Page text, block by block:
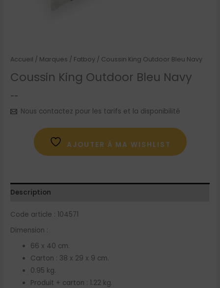
Accueil / Marques / Fatboy / Coussin King Outdoor Bleu Navy
Coussin King Outdoor Bleu Navy
--
Nous contactez pour les tarifs et la disponibilité
AJOUTER À MA WISHLIST
Description
Code article : 104571
Dimension :
66 x 40 cm.
Carton : 38 x 29 x 9 cm.
0.95 kg.
Produit + carton : 1.22 kg.